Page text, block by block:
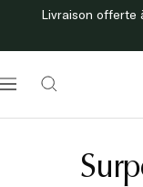
contenu
Livraison offerte
Navigation